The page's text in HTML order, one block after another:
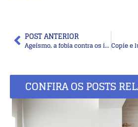
POST ANTERIOR
Ageísmo, a fobia contra os idosos
CONFIRA OS POSTS